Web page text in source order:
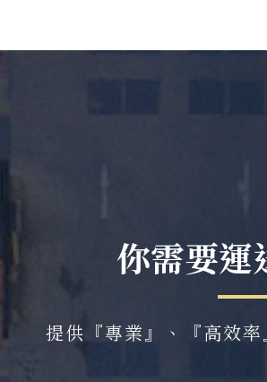
你需要運
提供『專業』、『高效